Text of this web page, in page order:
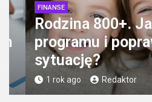
FINANSE
Rodzina 800+. Jak
programu i
sytuację?
1 rok ago Redaktor